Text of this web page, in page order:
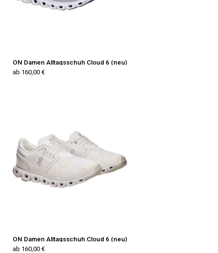
ON Damen Alltagsschuh Cloud 6 (neu)
ab 160,00 €
ON Damen Alltagsschuh Cloud 6 (neu)
ab 160,00 €